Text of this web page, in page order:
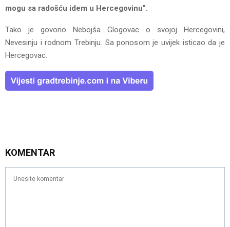
mogu sa radošću idem u Hercegovinu”.
Tako je govorio Nebojša Glogovac o svojoj Hercegovini,
Nevesinju i rodnom Trebinju. Sa ponosom je uvijek isticao da je
Hercegovac.
KOMENTAR